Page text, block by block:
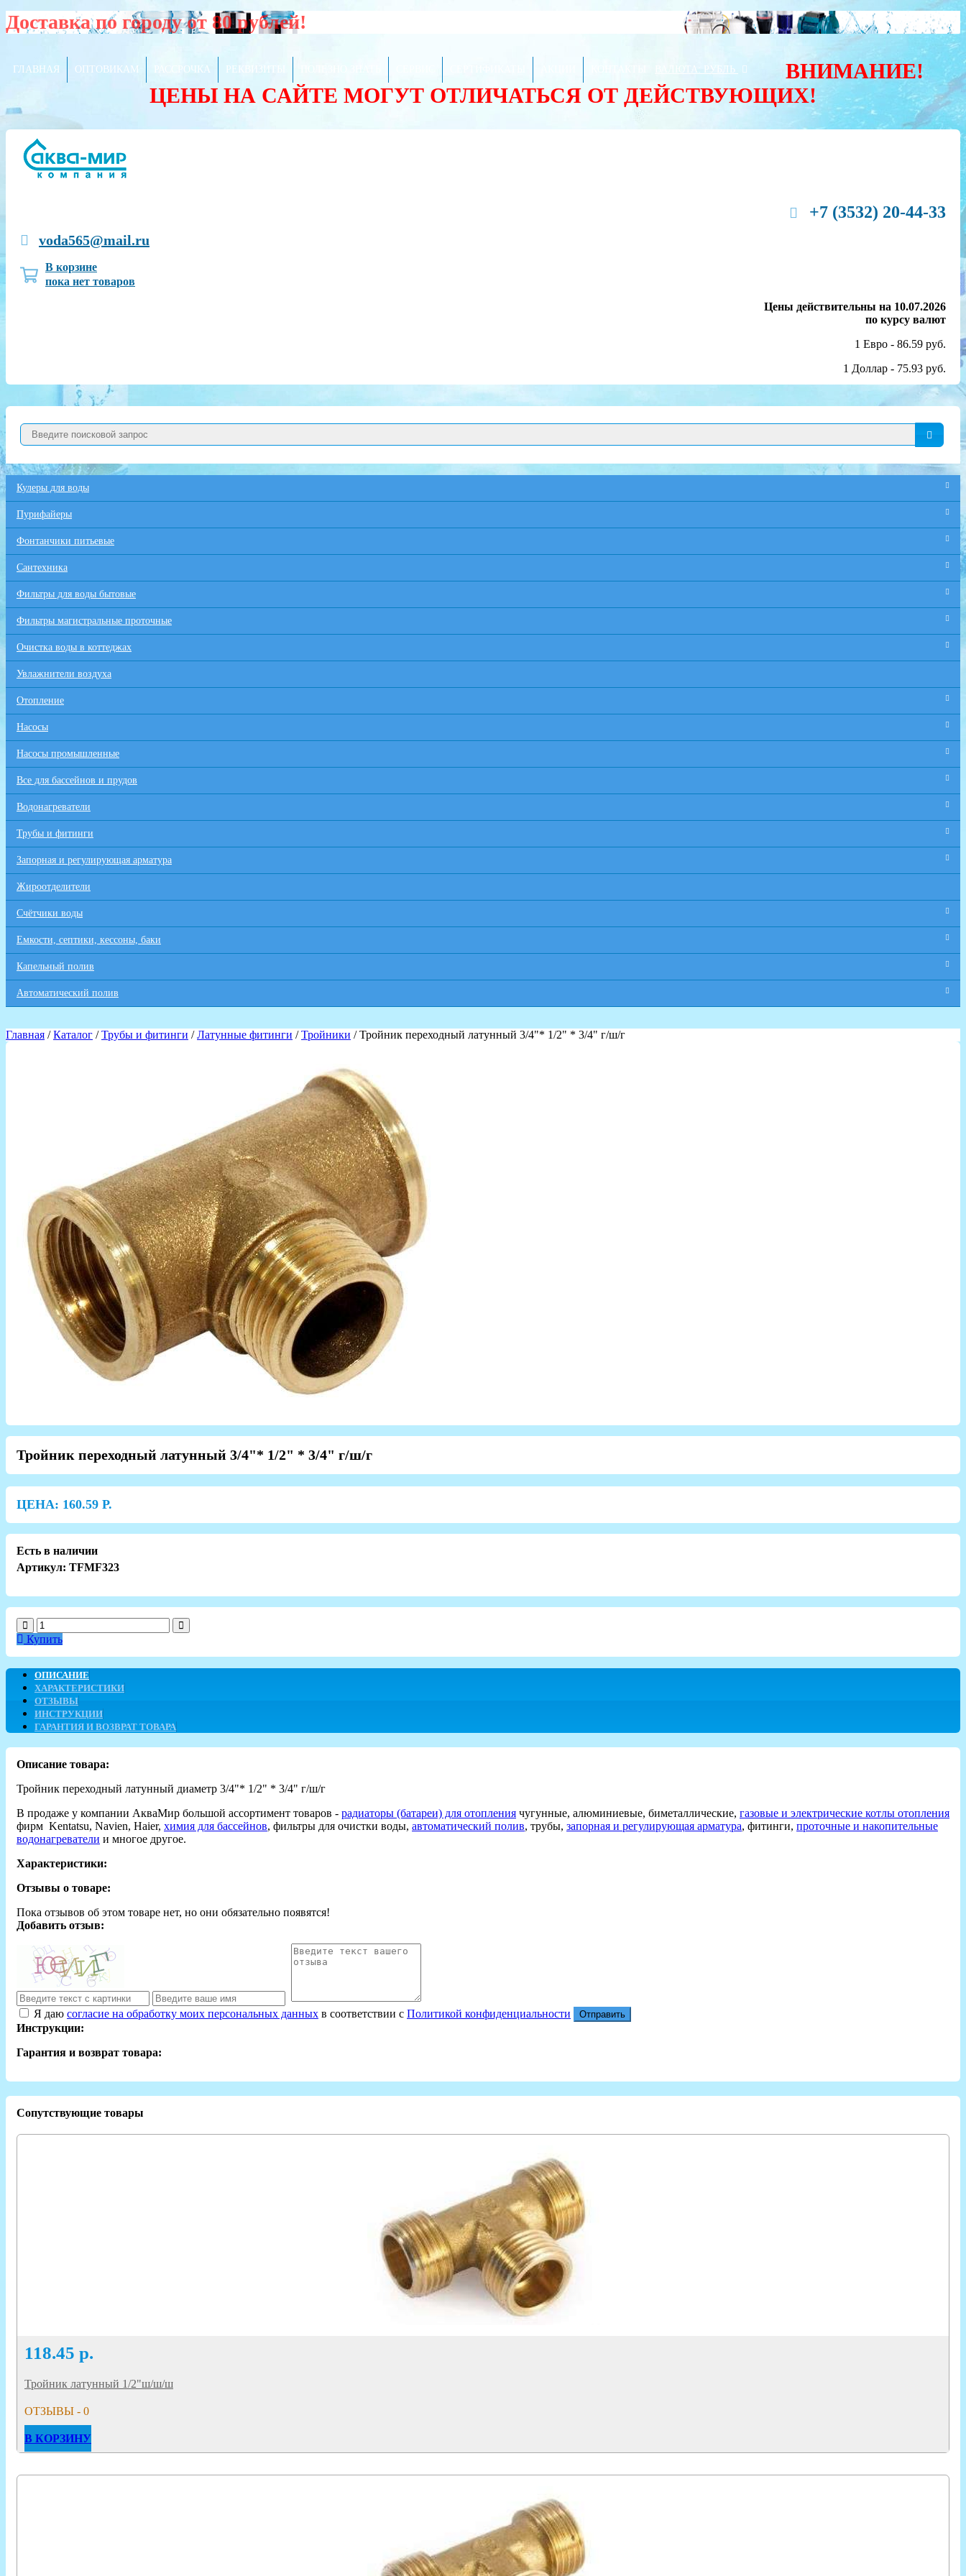
Доставка по городу от 80 рублей!
ГЛАВНАЯ ОПТОВИКАМ РАССРОЧКА РЕКВИЗИТЫ ВАЛЮТА: РУБЛЬ
ВНИМАНИЕ!
ЦЕНЫ НА САЙТЕ МОГУТ ОТЛИЧАТЬСЯ ОТ ДЕЙСТВУЮЩИХ!
+7 (3532) 20-44-33
voda565@mail.ru
В корзине
пока нет товаров
Цены действительны на 10.07.2026
по курсу валют
1 Евро - 86.59 руб.
1 Доллар - 75.93 руб.
Кулеры для воды
Пурифайеры
Фонтанчики питьевые
Сантехника
Фильтры для воды бытовые
Фильтры магистральные проточные
Очистка воды в коттеджах
Увлажнители воздуха
Отопление
Насосы
Насосы промышленные
Все для бaссейнов и прудов
Водонагреватели
Трубы и фитинги
Запорная и регулирующая арматура
Жироотделители
Счётчики воды
Емкости, септики, кессоны, баки
Капельный полив
Автоматический полив
Главная /Каталог /Трубы и фитинги /Латунные фитинги /Тройники / Тройник переходный латунный 3/4"* 1/2" * 3/4" г/ш/г
Тройник переходный латунный 3/4"* 1/2" * 3/4" г/ш/г
ЦЕНА: 160.59 Р.
Есть в наличии
Артикул: TFMF323
Купить
ОПИСАНИЕ
ХАРАКТЕРИСТИКИ
ОТЗЫВЫ
ИНСТРУКЦИИ
ГАРАНТИЯ И ВОЗВРАТ ТОВАРА
Описание товара:
Тройник переходный латунный диаметр 3/4"* 1/2" * 3/4" г/ш/г
В продаже у компании АкваМир большой ассортимент товаров - радиаторы (батареи) для отопления чугунные, алюминиевые, биметаллические, газовые и электрические котлы отопления
фирм Kentatsu, Navien, Haier, химия для бассейнов, фильтры для очистки воды, автоматический полив, трубы, запорная и регулирующая арматура, фитинги, проточные и накопительные
водонагреватели и многое другое.
Характеристики:
Отзывы о товаре:
Пока отзывов об этом товаре нет, но они обязательно появятся!
Добавить отзыв:
Я даю согласие на обработку моих персональных данных в соответствии с Политикой конфиденциальности Отправить
Инструкции:
Гарантия и возврат товара:
Сопутствующие товары
118.45 р.
Тройник латунный 1/2"ш/ш/ш
ОТЗЫВЫ - 0
В КОРЗИНУ